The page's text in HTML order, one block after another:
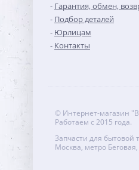
Гарантия, обмен,
Подбор деталей
Юрлицам
Контакты
© Интернет-магазин
Работаем с 2015 года.
Запчасти для бытовой
Москва, метро